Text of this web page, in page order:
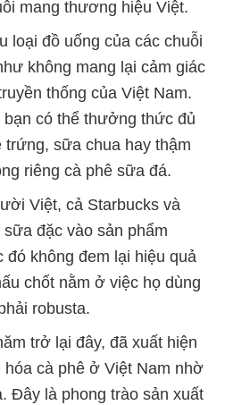
mang thương hiệu Việt.
loại đồ uống của các chuỗi
không mang lại cảm giác
thống của Việt Nam.
có thể thưởng thức đủ
trứng, sữa chua hay thậm
riêng cà phê sữa đá.
Việt, cả Starbucks và
đặc vào sản phẩm
không đem lại hiệu quả
chốt nằm ở việc họ dùng
robusta.
trở lại đây, đã xuất hiện
cà phê ở Việt Nam nhờ
Đây là phong trào sản xuất